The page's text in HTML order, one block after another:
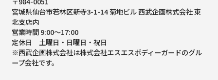
宮城県仙台市若林区新寺3-1-14 菊地ビル 西武企画株式会社 東
北支店内
営業時間 9:00～17:00
定休日 土曜日・日曜日・祝日
※西武企画株式会社は株式会社エスエスボディーガードのグル
ープ会社です。